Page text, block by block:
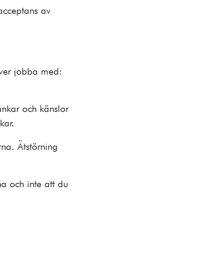
av
jobba med:
och känslor
Ätstörning
och inte att du